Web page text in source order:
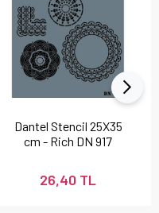
Dantel Stencil 25X35
cm - Rich DN 917
26,40 TL